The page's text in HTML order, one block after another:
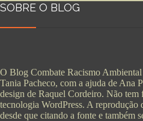
SOBRE O BLOG
O Blog Combate Racismo
Tania Pacheco, com a ajuda de Ana
design de Raquel Cordeiro. Não tem
tecnologia WordPress. A reprodução
desde que citando a fonte e também